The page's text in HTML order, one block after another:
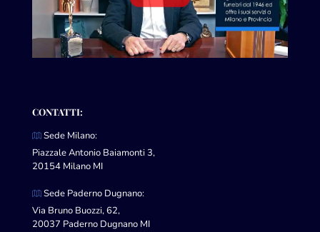
CONTATTI:
Sede Milano:
Piazzale Antonio Baiamonti 3,
20154 Milano MI
Sede Paderno Dugnano:
Via Bruno Buozzi, 62,
20037 Paderno Dugnano MI